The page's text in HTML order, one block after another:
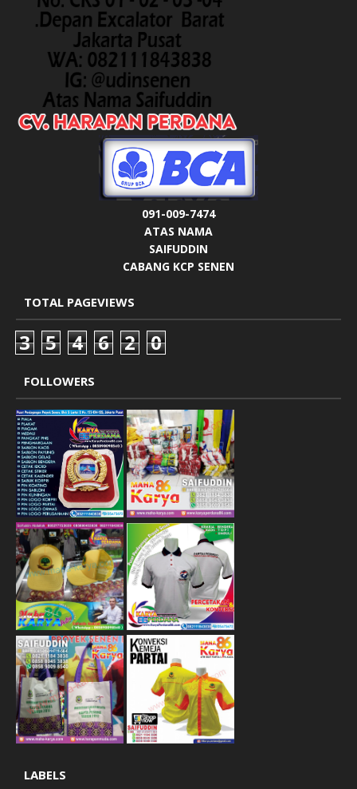
091-009-7474
ATAS NAMA
SAIFUDDIN
CABANG KCP SENEN
TOTAL PAGEVIEWS
3 5 4 6 2 0
FOLLOWERS
LABELS